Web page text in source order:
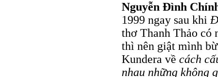
Nguyễn Đình
1999 ngay sau khi
thơ Thanh Thảo có
thì nên giật mình
Kundera về cách
nhau những không